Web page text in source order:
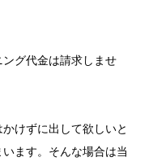
グ代金は請求しませ
けずに出して欲しいと
ます。そんな場合は当